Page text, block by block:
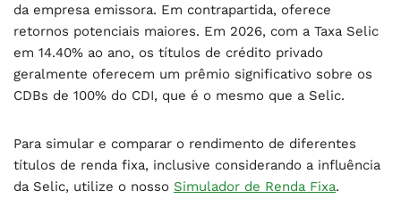
da empresa emissora. Em contrapartida, oferece
retornos potenciais maiores. Em 2026, com a Taxa Selic
em 14.40% ao ano, os títulos de crédito privado
geralmente oferecem um prêmio significativo sobre os
CDBs de 100% do CDI, que é o mesmo que a Selic.
Para simular e comparar o rendimento de diferentes
títulos de renda fixa, inclusive considerando a influência
da Selic, utilize o nosso Simulador de Renda Fixa.